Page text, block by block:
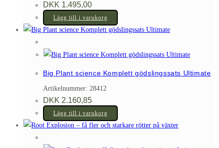
DKK 1.495,00
Lägg till i varukorg
Big Plant science Komplett gödslingssats Ultimate
Artikelnummer: 28412
DKK 2.160,85
Lägg till i varukorg